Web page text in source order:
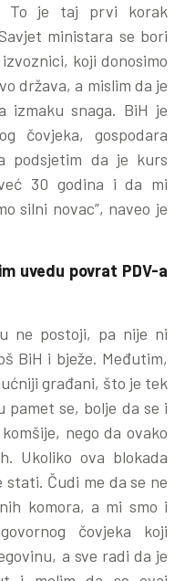
To je taj prvi korak
ministara se bori
koji donosimo
država, a mislim da je
izmaku snaga. BiH je
čovjeka, gospodara
podsjetim da je kurs
30 godina i da mi
silni novac”, naveo je
uvedu povrat PDV-a
ne postoji, pa nije ni
BiH i bježe. Međutim,
građani, što je tek
pamet se, bolje da se i
nego da ovako
Ukoliko ova blokada
Čudi me da se ne
komora, a mi smo i
čovjeka koji
a sve radi da je